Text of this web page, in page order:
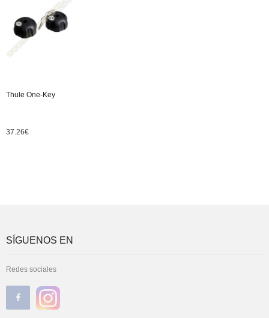
Thule One-Key
37.26€
SÍGUENOS EN
Redes sociales